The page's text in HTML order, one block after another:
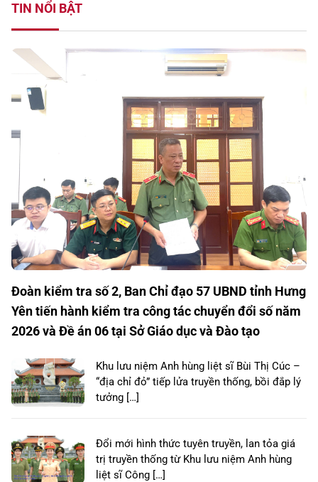
TIN NỔI BẬT
Đoàn kiểm tra số 2, Ban Chỉ đạo 57 UBND tỉnh Hưng
Yên tiến hành kiểm tra công tác chuyển đổi số năm
2026 và Đề án 06 tại Sở Giáo dục và Đào tạo
Khu lưu niệm Anh hùng liệt sĩ Bùi Thị Cúc –
“địa chỉ đỏ” tiếp lửa truyền thống, bồi đắp lý
tưởng […]
Đổi mới hình thức tuyên truyền, lan tỏa giá
trị truyền thống từ Khu lưu niệm Anh hùng
liệt sĩ Công […]